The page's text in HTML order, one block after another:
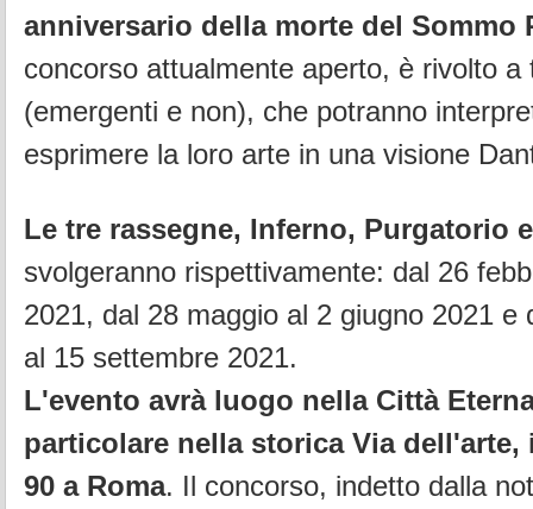
anniversario della morte del Sommo
concorso attualmente aperto, è rivolto a
(emergenti e non), che potranno
esprimere la loro arte in una visione
Le tre rassegne, Inferno, Purgatorio
svolgeranno rispettivamente: dal 26
2021, dal 28 maggio al 2 giugno 2021 e
al 15 settembre 2021.
L'evento avrà luogo nella Città
particolare nella storica Via dell'arte,
90 a Roma. Il concorso, indetto dalla